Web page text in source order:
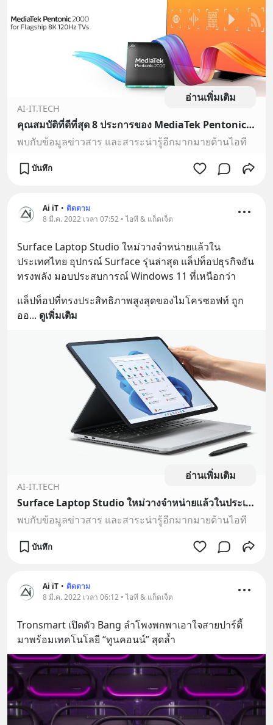
อ่านเพิ่มเติม
AI-IT.TECH
คุณสมบัติที่ดีที่สุด 8 ประการของ MediaTek Pentonic 2000 ที่อยู่ภายใน 8K TV
พบกับข้อมูลข่าวสาร และสาระน่ารู้อีกมากมายด้านไอที
บันทึก
Ai iT • ติดตาม
8 มี.ค. 2022 เวลา 07:52 • ไอที & แก็ดเจ็ต
Surface Laptop Studio ใหม่วางจำหน่ายแล้วใน
ประเทศไทย อุปกรณ์ Surface รุ่นล่าสุด แล็ปท็อปธุรกิจอัน
ทรงพลัง มอบประสบการณ์ Windows 11 ที่เหนือกว่า
แล็ปท็อปที่ทรงประสิทธิภาพสูงสุดของไมโครซอฟท์ ถูก
ออ... ดูเพิ่มเติม
อ่านเพิ่มเติม
AI-IT.TECH
Surface Laptop Studio ใหม่วางจำหน่ายแล้วในประเทศไทย
พบกับข้อมูลข่าวสาร และสาระน่ารู้อีกมากมายด้านไอที
บันทึก
Ai iT • ติดตาม
8 มี.ค. 2022 เวลา 06:12 • ไอที & แก็ดเจ็ต
Tronsmart เปิดตัว Bang ลำโพงพกพาเอาใจสายปาร์ตี้
มาพร้อมเทคโนโลยี “ทูนคอนน์” สุดล้ำ